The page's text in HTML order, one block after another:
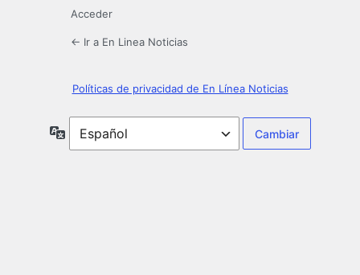
Acceder
← Ir a En Linea Noticias
Políticas de privacidad de En Línea Noticias
Idioma